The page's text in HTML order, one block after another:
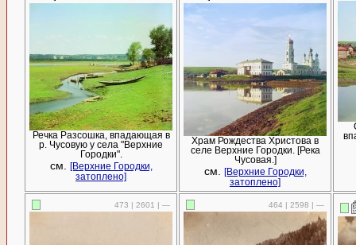
Речка Разсошка, впадающая в
р. Чусовую у села "Верхние
Городки".
см.
[Верхние Городки,
затоплено]
Храм Рождества Христова в
селе Верхние Городки. [Река
Чусовая.]
см.
[Верхние Городки,
затоплено]
473 | 2601 | — 464 | 2598 | —